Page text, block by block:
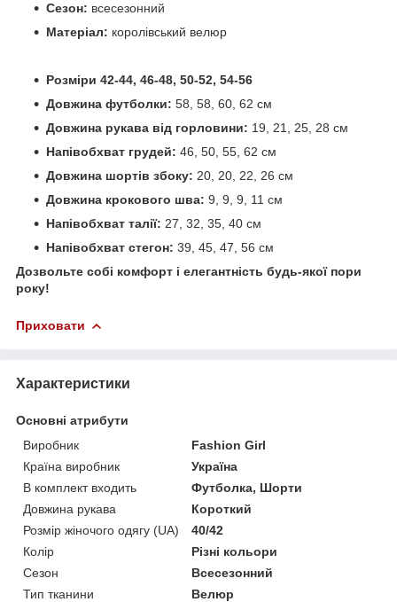
Сезон: всесезонний
Матеріал: королівський велюр
Розміри 42-44, 46-48, 50-52, 54-56
Довжина футболки: 58, 58, 60, 62 см
Довжина рукава від горловини: 19, 21, 25, 28 см
Напівобхват грудей: 46, 50, 55, 62 см
Довжина шортів збоку: 20, 20, 22, 26 см
Довжина крокового шва: 9, 9, 9, 11 см
Напівобхват талії: 27, 32, 35, 40 см
Напівобхват стегон: 39, 45, 47, 56 см
Дозвольте собі комфорт і елегантність будь-якої пори
року!
Приховати
Характеристики
Основні атрибути
Виробник
Fashion Girl
Країна виробник
Україна
В комплект входить
Футболка, Шорти
Довжина рукава
Короткий
Розмір жіночого одягу (UA)
40/42
Колір
Різні кольори
Сезон
Всесезонний
Тип тканини
Велюр